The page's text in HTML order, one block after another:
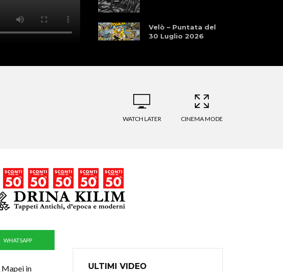
Velò – Puntata del
30 Luglio 2026
WATCH LATER CINEMA MODE
WHATSAPP
Mapei in
ULTIMI VIDEO